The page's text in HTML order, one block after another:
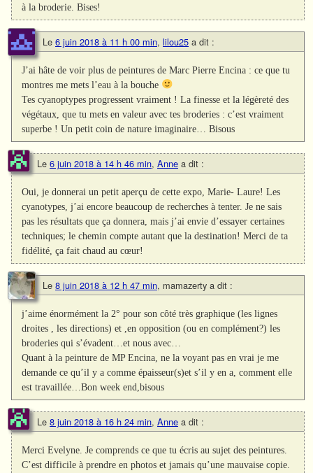
à la broderie. Bises!
Le 6 juin 2018 à 11 h 00 min, lilou25 a dit :
J’ai hâte de voir plus de peintures de Marc Pierre Encina : ce que tu
montres me mets l’eau à la bouche
Tes cyanoptypes progressent vraiment ! La finesse et la légèreté des
végétaux, que tu mets en valeur avec tes broderies : c’est vraiment
superbe ! Un petit coin de nature imaginaire… Bisous
Le 6 juin 2018 à 14 h 46 min, Anne a dit :
Oui, je donnerai un petit aperçu de cette expo, Marie- Laure! Les
cyanotypes, j’ai encore beaucoup de recherches à tenter. Je ne sais
pas les résultats que ça donnera, mais j’ai envie d’essayer certaines
techniques; le chemin compte autant que la destination! Merci de ta
fidélité, ça fait chaud au cœur!
Le 8 juin 2018 à 12 h 47 min, mamazerty a dit :
j’aime énormément la 2° pour son côté très graphique (les lignes
droites , les directions) et ,en opposition (ou en complément?) les
broderies qui s’évadent…et nous avec…
Quant à la peinture de MP Encina, ne la voyant pas en vrai je me
demande ce qu’il y a comme épaisseur(s)et s’il y en a, comment elle
est travaillée…Bon week end,bisous
Le 8 juin 2018 à 16 h 24 min, Anne a dit :
Merci Evelyne. Je comprends ce que tu écris au sujet des peintures.
C’est difficile à prendre en photos et jamais qu’une mauvaise copie.